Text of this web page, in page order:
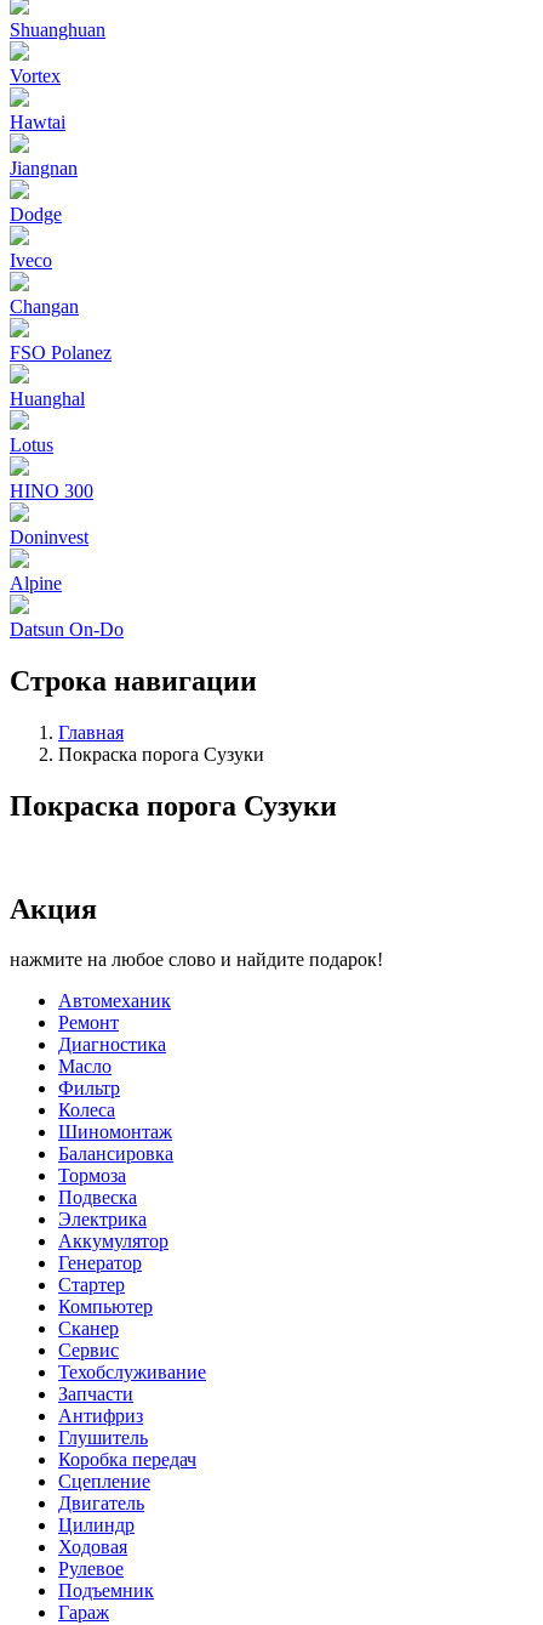
Shuanghuan
Vortex
Hawtai
Jiangnan
Dodge
Iveco
Changan
FSO Polanez
Huanghal
Lotus
HINO 300
Doninvest
Alpine
Datsun On-Do
Строка навигации
Главная
Покраска порога Сузуки
Покраска порога Сузуки
Акция
нажмите на любое слово и найдите подарок!
Автомеханик
Ремонт
Диагностика
Масло
Фильтр
Колеса
Шиномонтаж
Балансировка
Тормоза
Подвеска
Электрика
Аккумулятор
Генератор
Стартер
Компьютер
Сканер
Сервис
Техобслуживание
Запчасти
Антифриз
Глушитель
Коробка передач
Сцепление
Двигатель
Цилиндр
Ходовая
Рулевое
Подъемник
Гараж